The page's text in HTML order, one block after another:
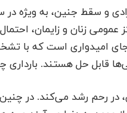
زنان و زایمان، احتمال
البته جای امیدواری است
قابل حل هستند. بارداری
در رحم رشد می‌کند. در